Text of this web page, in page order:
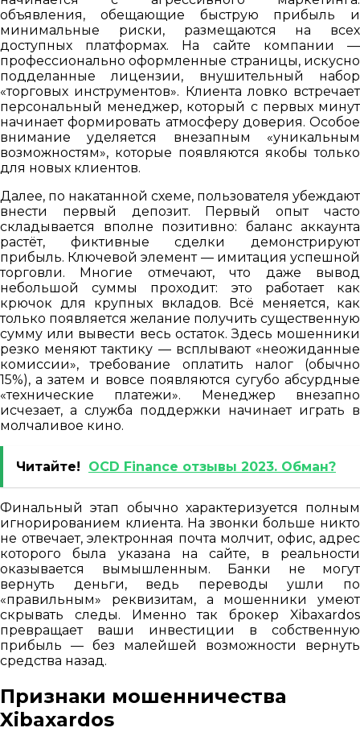
объявления, обещающие быструю прибыль и
минимальные риски, размещаются на всех
доступных платформах. На сайте компании —
профессионально оформленные страницы, искусно
подделанные лицензии, внушительный набор
«торговых инструментов». Клиента ловко встречает
персональный менеджер, который с первых минут
начинает формировать атмосферу доверия. Особое
внимание уделяется внезапным «уникальным
возможностям», которые появляются якобы только
для новых клиентов.
Далее, по накатанной схеме, пользователя убеждают
внести первый депозит. Первый опыт часто
складывается вполне позитивно: баланс аккаунта
растёт, фиктивные сделки демонстрируют
прибыль. Ключевой элемент — имитация успешной
торговли. Многие отмечают, что даже вывод
небольшой суммы проходит: это работает как
крючок для крупных вкладов. Всё меняется, как
только появляется желание получить существенную
сумму или вывести весь остаток. Здесь мошенники
резко меняют тактику — всплывают «неожиданные
комиссии», требование оплатить налог (обычно
15%), а затем и вовсе появляются сугубо абсурдные
«технические платежи». Менеджер внезапно
исчезает, а служба поддержки начинает играть в
молчаливое кино.
Читайте! OCD Finance отзывы 2023. Обман?
Финальный этап обычно характеризуется полным
игнорированием клиента. На звонки больше никто
не отвечает, электронная почта молчит, офис, адрес
которого была указана на сайте, в реальности
оказывается вымышленным. Банки не могут
вернуть деньги, ведь переводы ушли по
«правильным» реквизитам, а мошенники умеют
скрывать следы. Именно так брокер Xibaxardos
превращает ваши инвестиции в собственную
прибыль — без малейшей возможности вернуть
средства назад.
Признаки мошенничества
Xibaxardos